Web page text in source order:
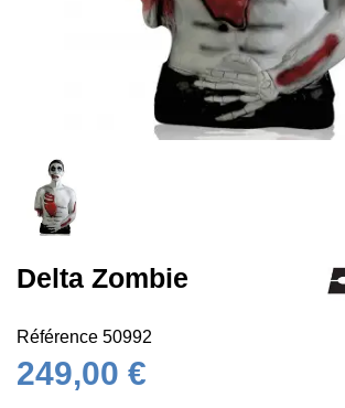
Delta Zombie
Référence 50992
249,00 €